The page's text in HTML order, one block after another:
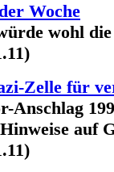
Woche
wohl die
Zelle für
auf